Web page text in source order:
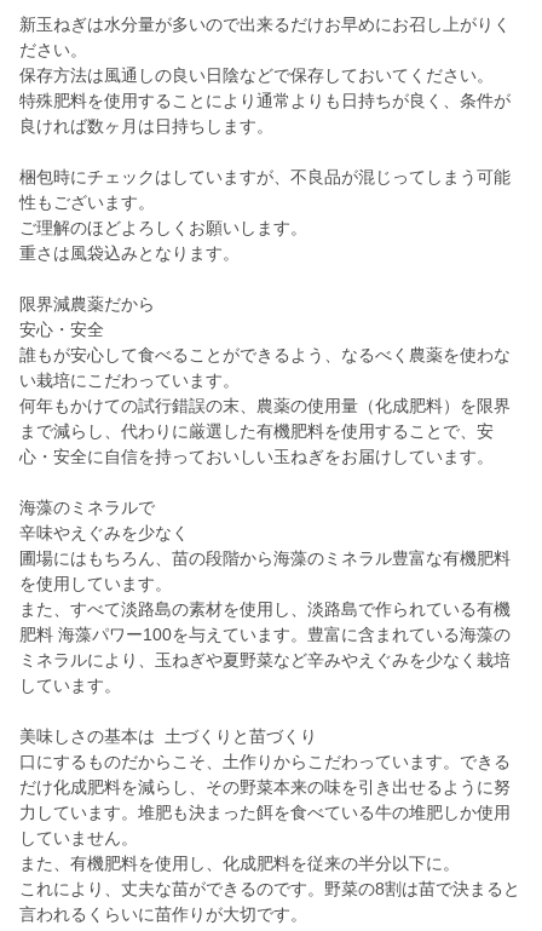
新玉ねぎは水分量が多いので出来るだけお早めにお召し上がりく
ださい。
保存方法は風通しの良い日陰などで保存しておいてください。
特殊肥料を使用することにより通常よりも日持ちが良く、条件が
良ければ数ヶ月は日持ちします。
梱包時にチェックはしていますが、不良品が混じってしまう可能
性もございます。
ご理解のほどよろしくお願いします。
重さは風袋込みとなります。
限界減農薬だから
安心・安全
誰もが安心して食べることができるよう、なるべく農薬を使わな
い栽培にこだわっています。
何年もかけての試行錯誤の末、農薬の使用量（化成肥料）を限界
まで減らし、代わりに厳選した有機肥料を使用することで、安
心・安全に自信を持っておいしい玉ねぎをお届けしています。
海藻のミネラルで
辛味やえぐみを少なく
圃場にはもちろん、苗の段階から海藻のミネラル豊富な有機肥料
を使用しています。
また、すべて淡路島の素材を使用し、淡路島で作られている有機
肥料 海藻パワー100を与えています。豊富に含まれている海藻の
ミネラルにより、玉ねぎや夏野菜など辛みやえぐみを少なく栽培
しています。
美味しさの基本は 土づくりと苗づくり
口にするものだからこそ、土作りからこだわっています。できる
だけ化成肥料を減らし、その野菜本来の味を引き出せるように努
力しています。堆肥も決まった餌を食べている牛の堆肥しか使用
していません。
また、有機肥料を使用し、化成肥料を従来の半分以下に。
これにより、丈夫な苗ができるのです。野菜の8割は苗で決まると
言われるくらいに苗作りが大切です。